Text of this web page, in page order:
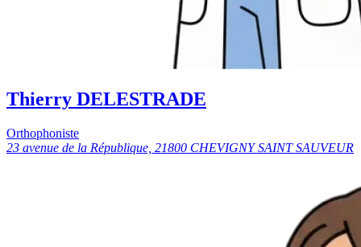
Thierry DELESTRADE
Orthophoniste
23 avenue de la République, 21800 CHEVIGNY SAINT SAUVEUR